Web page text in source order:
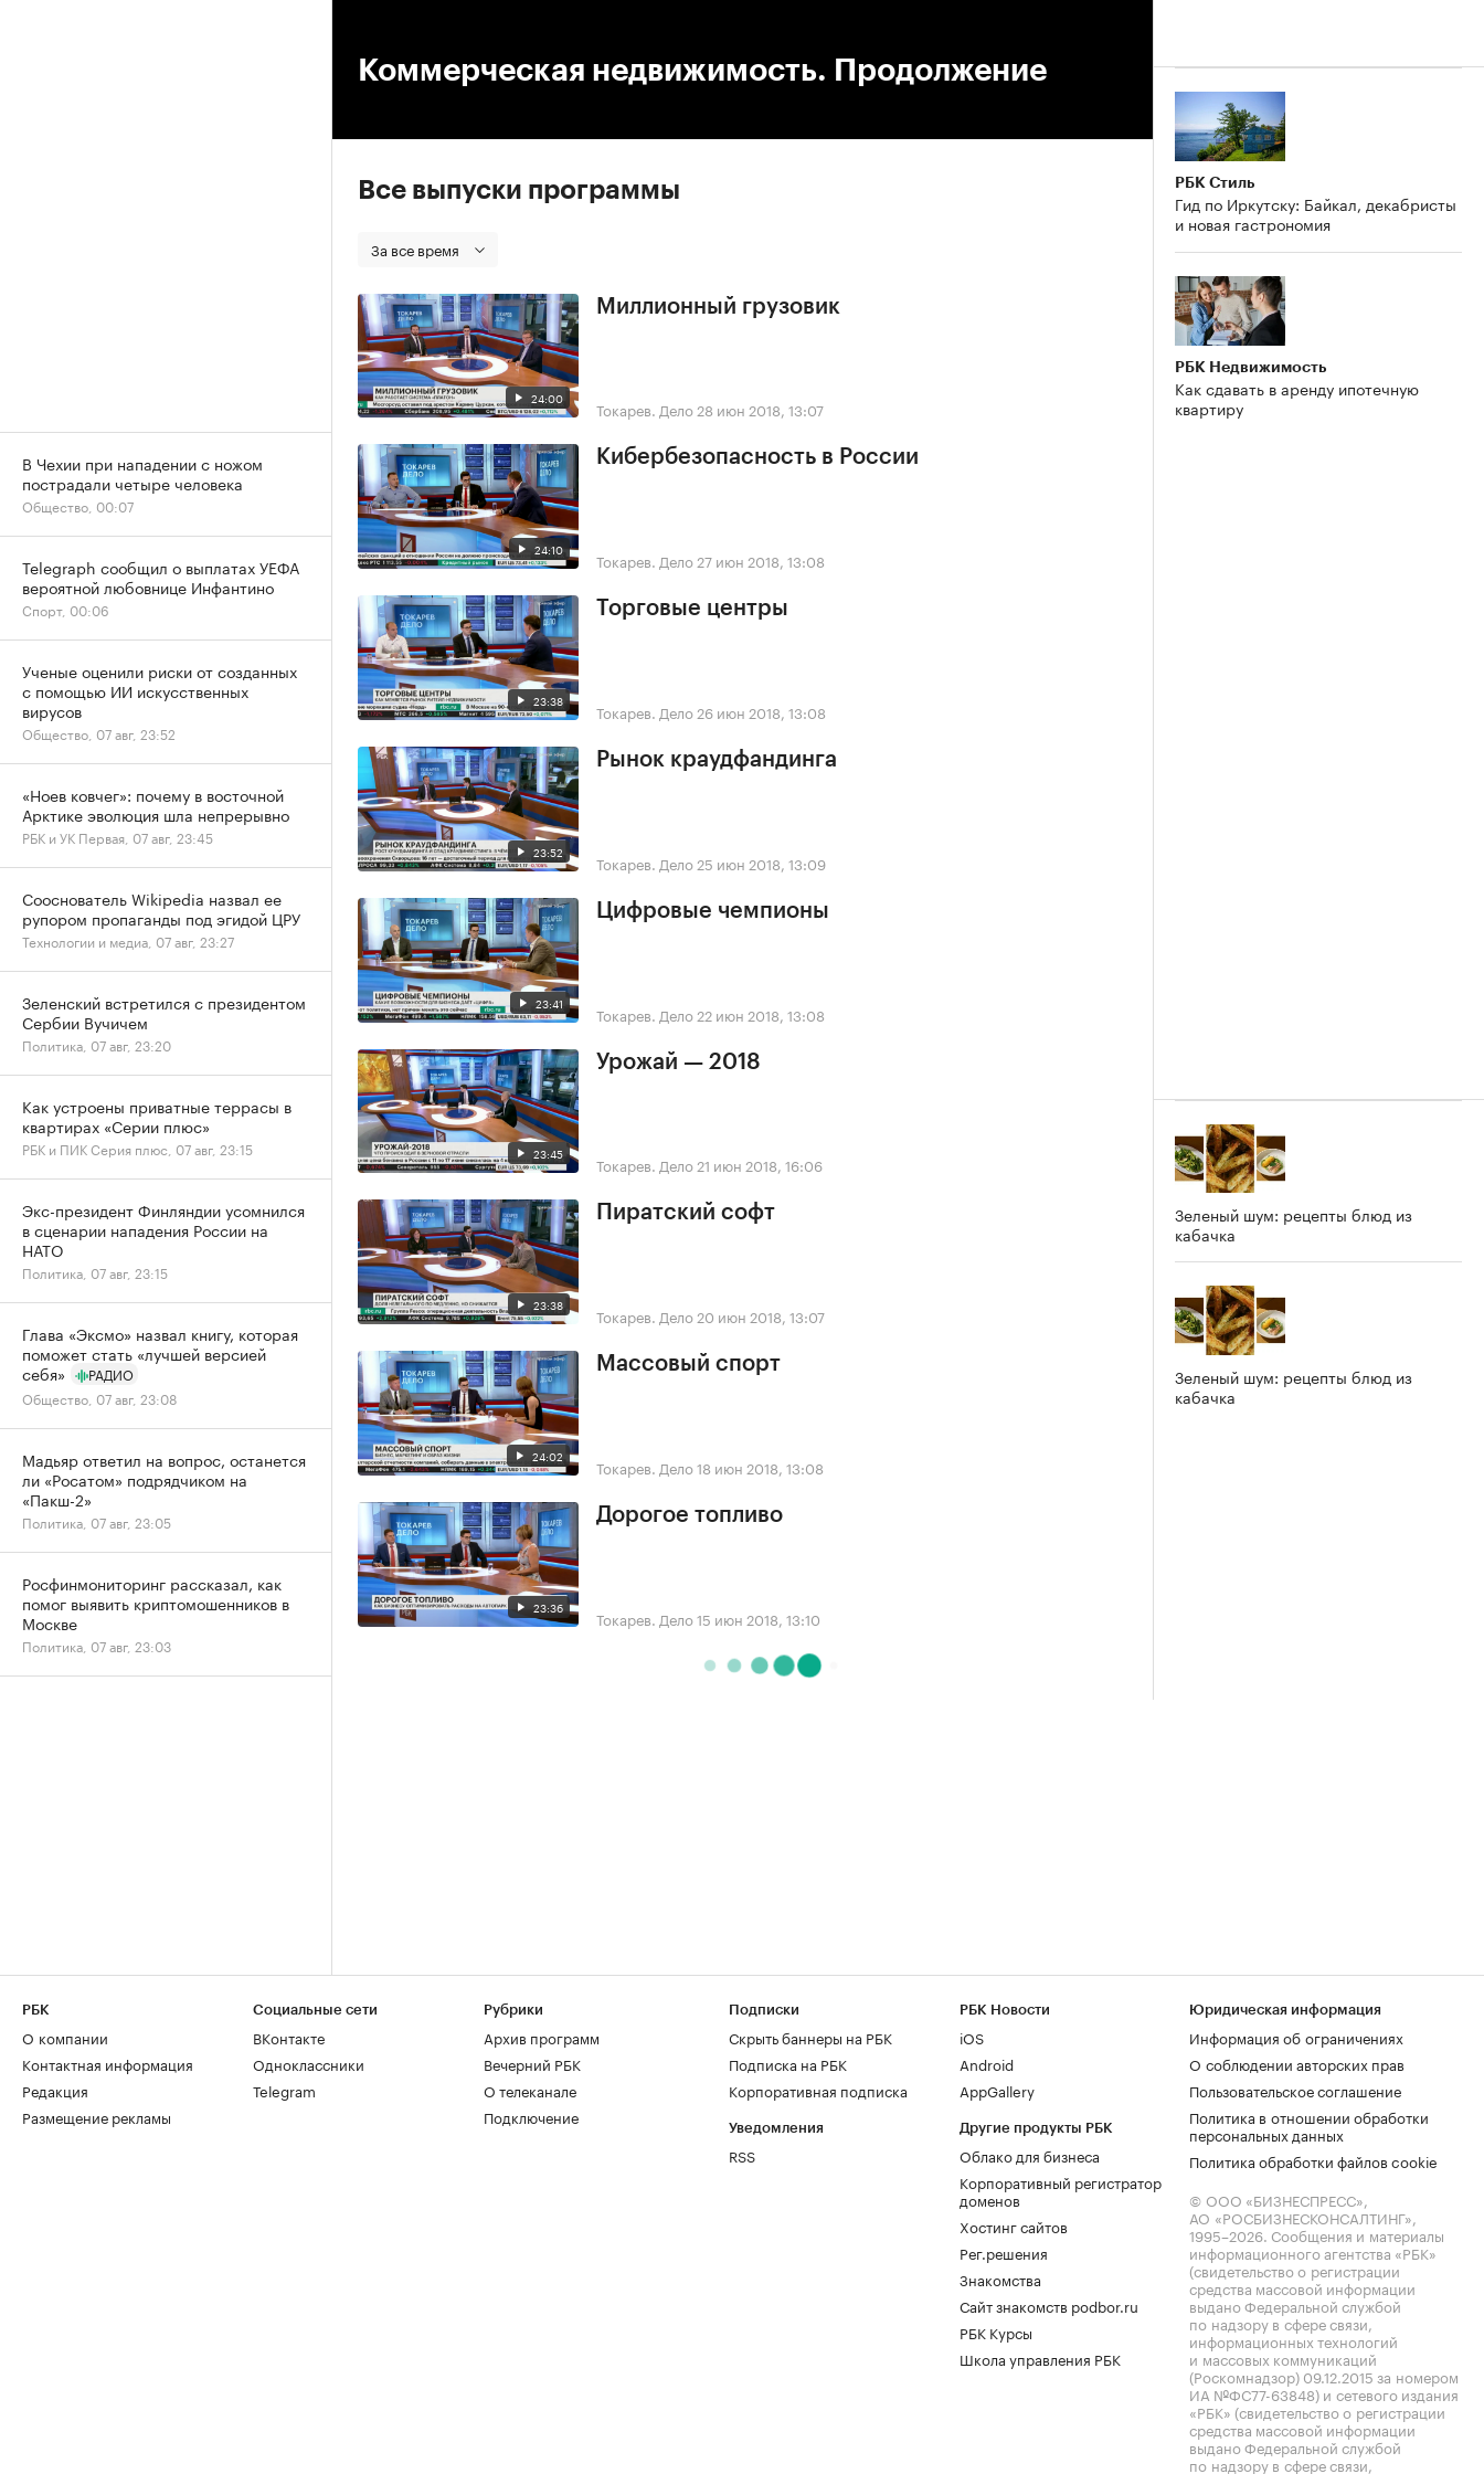
Коммерческая недвижимость. Продолжение
Все выпуски программы
За все время
24:00
Миллионный грузовик
Токарев. Дело 28 июн 2018, 13:07
24:10
Кибербезопасность в России
Токарев. Дело 27 июн 2018, 13:08
23:38
Торговые центры
Токарев. Дело 26 июн 2018, 13:08
23:52
Рынок краудфандинга
Токарев. Дело 25 июн 2018, 13:09
23:41
Цифровые чемпионы
Токарев. Дело 22 июн 2018, 13:08
23:45
Урожай — 2018
Токарев. Дело 21 июн 2018, 16:06
23:38
Пиратский софт
Токарев. Дело 20 июн 2018, 13:07
24:02
Массовый спорт
Токарев. Дело18 июн 2018, 13:08
23:36
Дорогое топливо
Токарев. Дело15 июн 2018, 13:10
РБК Стиль
Гид по Иркутску: Байкал, декабристы
и новая гастрономия
РБК Недвижимость
Как сдавать в аренду ипотечную
квартиру
Зеленый шум: рецепты блюд из
кабачка
Зеленый шум: рецепты блюд из
кабачка
В Чехии при нападении с ножом
пострадали четыре человека
Общество, 00:07
Telegraph сообщил о выплатах УЕФА
вероятной любовнице Инфантино
Спорт, 00:06
Ученые оценили риски от созданных
с помощью ИИ искусственных
вирусов
Общество, 07 авг, 23:52
«Ноев ковчег»: почему в восточной
Арктике эволюция шла непрерывно
РБК и УК Первая, 07 авг, 23:45
Сооснователь Wikipedia назвал ее
рупором пропаганды под эгидой ЦРУ
Технологии и медиа, 07 авг, 23:27
Зеленский встретился с президентом
Сербии Вучичем
Политика, 07 авг, 23:20
Как устроены приватные террасы в
квартирах «Серии плюс»
РБК и ПИК Серия плюс, 07 авг, 23:15
Экс-президент Финляндии усомнился
в сценарии нападения России на
НАТО
Политика, 07 авг, 23:15
Глава «Эксмо» назвал книгу, которая
поможет стать «лучшей версией
себя»
РАДИО
Общество, 07 авг, 23:08
Мадьяр ответил на вопрос, останется
ли «Росатом» подрядчиком на
«Пакш-2»
Политика, 07 авг, 23:05
Росфинмониторинг рассказал, как
помог выявить криптомошенников в
Москве
Политика, 07 авг, 23:03
РБК
О компании
Контактная информация
Редакция
Размещение рекламы
Социальные сети
ВКонтакте
Одноклассники
Telegram
Рубрики
Архив программ
Вечерний РБК
О телеканале
Подключение
Подписки
Скрыть баннеры на РБК
Подписка на РБК
Корпоративная подписка
Уведомления
RSS
РБК Новости
iOS
Android
AppGallery
Другие продукты РБК
Облако для бизнеса
Корпоративный регистратор
доменов
Хостинг сайтов
Рег.решения
Знакомства
Сайт знакомств podbor.ru
РБК Курсы
Школа управления РБК
Юридическая информация
Информация об ограничениях
О соблюдении авторских прав
Пользовательское соглашение
Политика в отношении обработки
персональных данных
Политика обработки файлов cookie
© ООО «БИЗНЕСПРЕСС»,
АО «РОСБИЗНЕСКОНСАЛТИНГ»,
1995–2026. Сообщения и материалы
информационного агентства «РБК»
(свидетельство о регистрации
средства массовой информации
выдано Федеральной службой
по надзору в сфере связи,
информационных технологий
и массовых коммуникаций
(Роскомнадзор) 09.12.2015 за номером
ИА №ФС77-63848) и сетевого издания
«РБК» (свидетельство о регистрации
средства массовой информации
выдано Федеральной службой
по надзору в сфере связи,